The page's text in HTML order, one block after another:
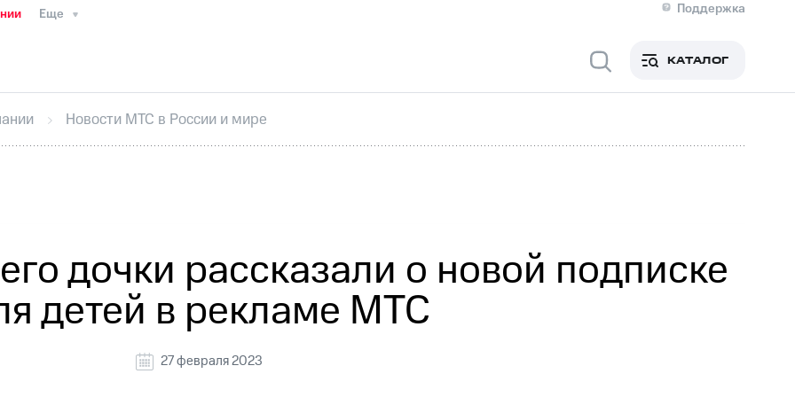
Еще
Поддержка
Медиа-центр
ИнтервьюФинансовая отчетностьКонтактыНовости в регионе
секретарьРаскрытие информации
кабинет акционераАкционерный капиталКонтроль и аудитРынок акций
КАТАЛОГ
Новости МТС в России и мире
дочки рассказали о новой подписке
детей в рекламе МТС
27 февраля 2023